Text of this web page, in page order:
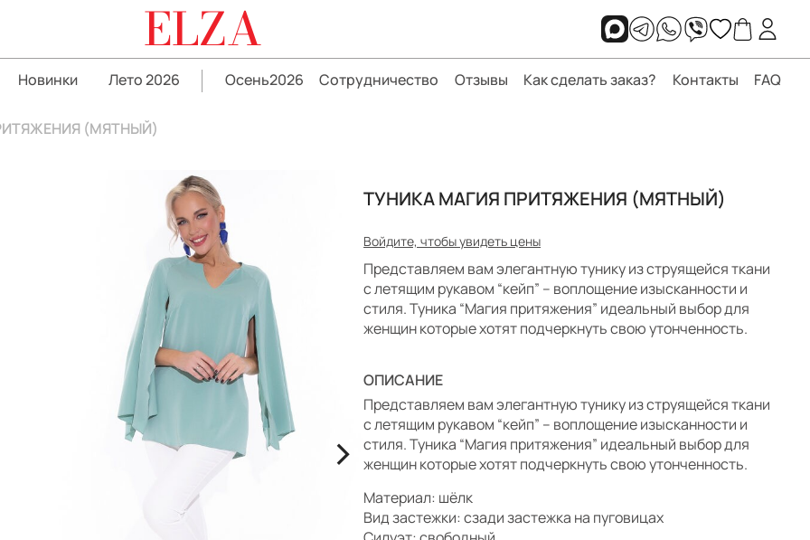
ELZA
Новинки Лето 2026 Осень2026 Сотрудничество Отзывы Как сделать заказ? Контакты FAQ
(МЯТНЫЙ)
>
ТУНИКА МАГИЯ ПРИТЯЖЕНИЯ (МЯТНЫЙ)
Войдите, чтобы увидеть цены
Представляем вам элегантную тунику из струящейся ткани
с летящим рукавом “кейп” – воплощение изысканности и
стиля. Туника “Магия притяжения” идеальный выбор для
женщин которые хотят подчеркнуть свою утонченность.
ОПИСАНИЕ
Представляем вам элегантную тунику из струящейся ткани
с летящим рукавом “кейп” – воплощение изысканности и
стиля. Туника “Магия притяжения” идеальный выбор для
женщин которые хотят подчеркнуть свою утонченность.
Материал: шёлк
Вид застежки: сзади застежка на пуговицах